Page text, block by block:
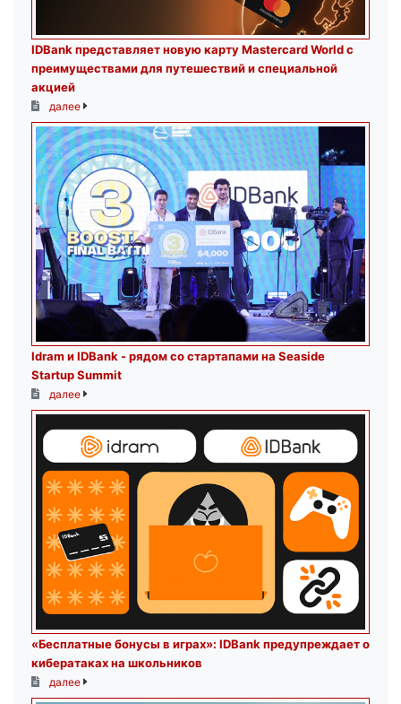
IDBank представляет новую карту Mastercard World с
преимуществами для путешествий и специальной
акцией
далее
Idram и IDBank - рядом со стартапами на Seaside
Startup Summit
далее
«Бесплатные бонусы в играх»: IDBank предупреждает о
кибератаках на школьников
далее